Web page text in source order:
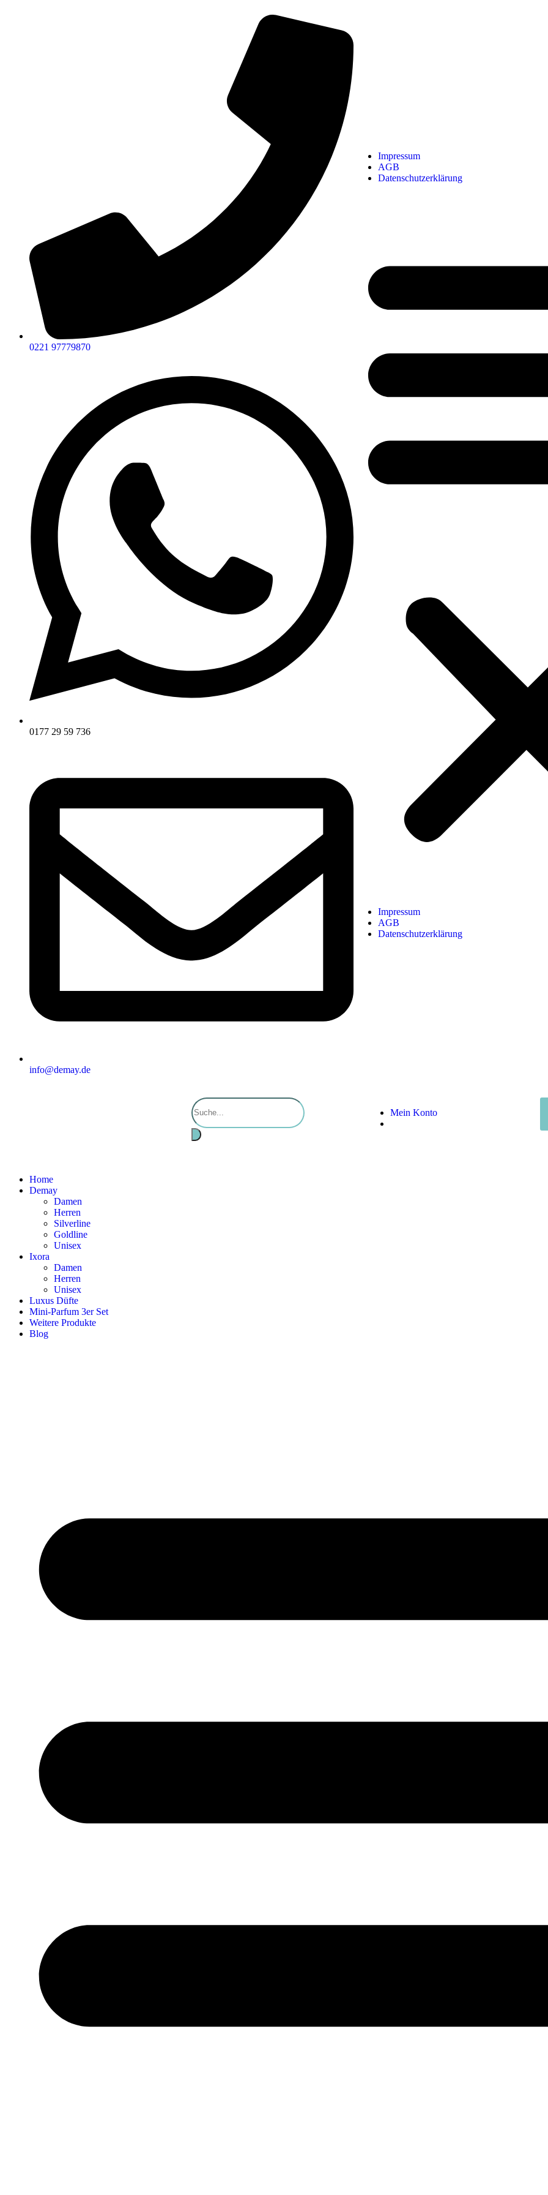
0221 97779870
0177 29 59 736
info@demay.de
Impressum
AGB
Datenschutzerklärung
Impressum
AGB
Datenschutzerklärung
Mein Konto
Home
Demay
Damen
Herren
Silverline
Goldline
Unisex
Ixora
Damen
Herren
Unisex
Luxus Düfte
Mini-Parfum 3er Set
Weitere Produkte
Blog